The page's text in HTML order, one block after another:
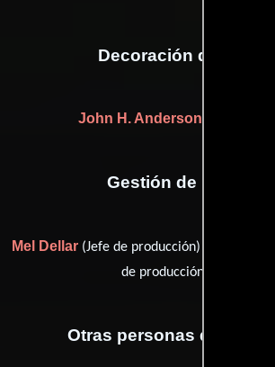
Decoración de
John H. Anderson
Gestión de
Mel Dellar(Jefe de producción) y
de producción: Nueva York)
Otras personas que